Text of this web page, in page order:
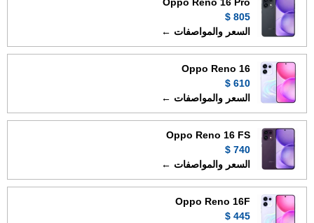
Oppo Reno 16 Pro
805 $
السعر والمواصفات ←
Oppo Reno 16
610 $
السعر والمواصفات ←
Oppo Reno 16 FS
740 $
السعر والمواصفات ←
Oppo Reno 16F
445 $